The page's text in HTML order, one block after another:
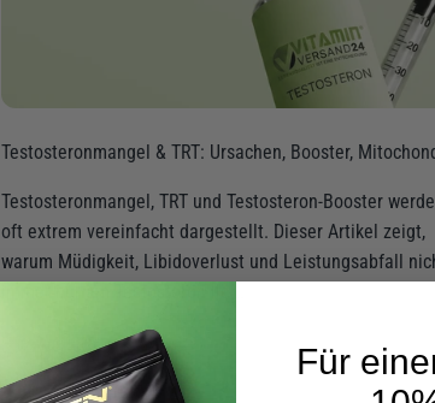
Testosteronmangel & TRT: Ursachen, Booster,
Testosteronmangel, TRT und Testosteron-Booster
oft extrem vereinfacht dargestellt. Dieser Artikel zeigt,
warum Müdigkeit, Libidoverlust und Leistungsabfall
3. Aug 2026
Für